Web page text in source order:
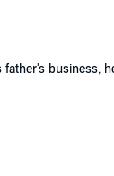
business,
therapist, she